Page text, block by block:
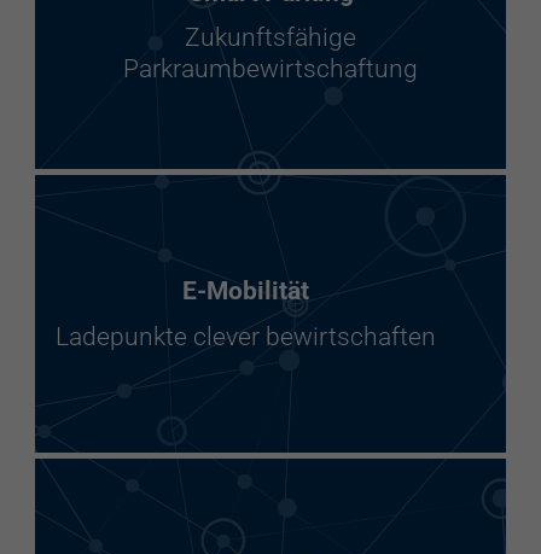
Zukunftsfähige
Parkraumbewirtschaftung
E-Mobilität
Ladepunkte clever bewirtschaften